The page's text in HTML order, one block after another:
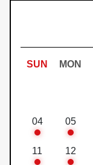
SUN MON
04 05
11 12